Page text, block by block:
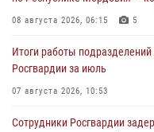
08 августа 2026, 06:15 5
Итоги работы
Росгвардии за июль
07 августа 2026, 10:53
Сотрудники Росгвардии